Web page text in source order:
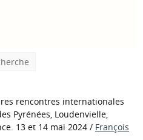
rencontres internationales
Pyrénées, Loudenvielle,
13 et 14 mai 2024 / François